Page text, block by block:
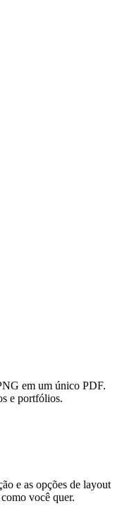
em um único PDF.
e portfólios.
e as opções de layout
você quer.